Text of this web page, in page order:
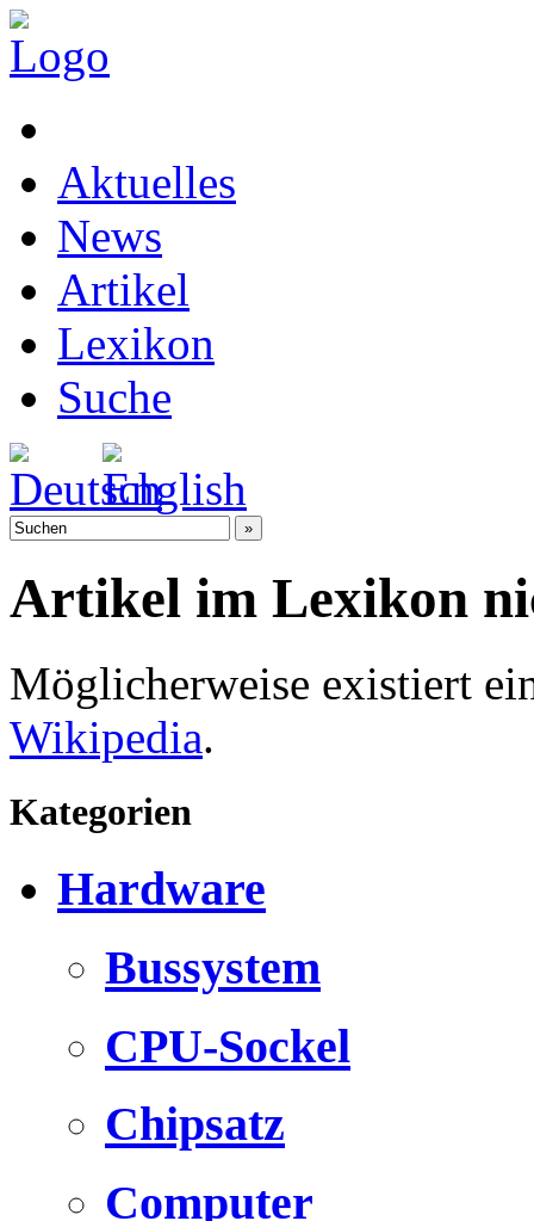
Aktuelles
News
Artikel
Lexikon
Suche
Artikel im Lexikon
Möglicherweise existiert
Wikipedia.
Kategorien
Hardware
Bussystem
CPU-Sockel
Chipsatz
Computer